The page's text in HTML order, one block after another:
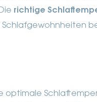
richtige
optimale